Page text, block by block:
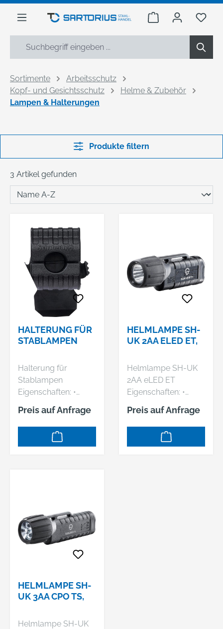
springen
Warenkorb Du
Sortimente
Arbeitsschutz
Kopf- und Gesichtsschutz
Helme & Zubehör
Lampen & Halterungen
Produkte filtern
3 Artikel gefunden
HALTERUNG FÜR
STABLAMPEN
Halterung für
Stablampen
Eigenschaften: •
Stablampenanbindu
ng zur Anbringung
einer Stablampe an
SCHUBERTH-Helme
GmbH, Stegelitzer
Str. 12, 39126
Magdeburg, DE,
+4939181060,
arbeitsschutz@schu
Preis auf Anfrage
HELMLAMPE SH-
UK 2AA ELED ET,
Helmlampe SH-UK
2AA eLED ET
Eigenschaften: •
Stablampe mit LED-
Technologie • Kurze
Ausführung •
Batteriebetrieben
Preis auf Anfrage
HELMLAMPE SH-
UK 3AA CPO TS,
Helmlampe SH-UK